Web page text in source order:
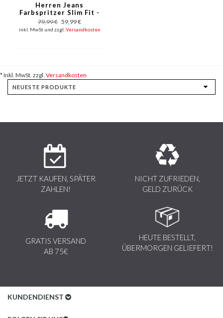
Herren Jeans
Farbspritzer Slim Fit -
1069 - Grau
79,99 € 59,99 €
inkl. MwSt und zzgl. Versandkosten
* Inkl. MwSt. zzgl. Versandkosten
JETZT KAUFEN, SPÄTER
ZAHLEN!
NICHT ZUFRIEDEN,
GELD ZURÜCK
GRATIS VERSAND
AB 75€
HEUTE BESTELLT,
ÜBERMORGEN GELIEFERT!
KUNDENDIENST
Kundenservice